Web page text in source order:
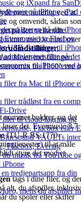
og iXpand fra
på iPhone, iPad
på din
Evermusic og Flacbox
USB-flashdrev til
administrerer filer på det
til iPhone ved
filer fra Mac til iPhone
filer trådløst fra en
Drive
filer til cloud-lagring og
Flacbox eller
VAULTs
Flacbox, Evertag
du musik fra YouTube
tredjepartsapp fra din
mens du afspiller
mere naturlig ved at
og omvendt, sådan
på den velkendte
med kontrol over
,
Jan Meier-indstillinger.
fra 1960’erne
nummer buldrer, og det
det. Evermusic 8.7
ITU-R BS.1770-
til at måle
styre det mod et
tags i dine filer, og
alt, du afspiller,
du spoler eller skifter